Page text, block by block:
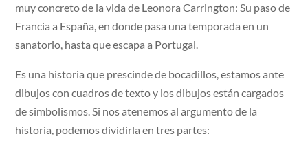
muy concreto de la vida de Leonora Carrington: Su paso de
Francia a España, en donde pasa una temporada en un
sanatorio, hasta que escapa a Portugal.
Es una historia que prescinde de bocadillos, estamos ante
dibujos con cuadros de texto y los dibujos están cargados
de simbolismos. Si nos atenemos al argumento de la
historia, podemos dividirla en tres partes: